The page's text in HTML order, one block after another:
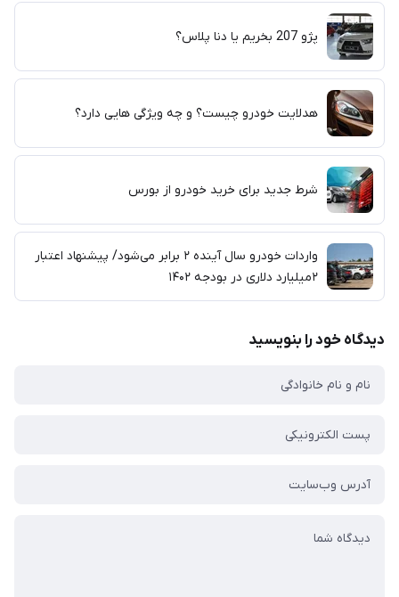
پژو 207 بخریم یا دنا پلاس؟
هدلایت خودرو چیست؟ و چه ویژگی هایی دارد؟
شرط جدید برای خرید خودرو از بورس
واردات خودرو سال آینده ۲ برابر می‌شود/ پیشنهاد اعتبار
۲میلیارد دلاری در بودجه ۱۴۰۲
دیدگاه خود را بنویسید